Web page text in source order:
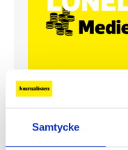
Samtycke
Så mycket
Så mycket